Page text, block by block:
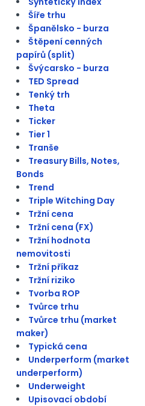
Šíře trhu
Španělsko - burza
Štěpení cenných
papírů (split)
Švýcarsko - burza
TED Spread
Tenký trh
Theta
Ticker
Tier 1
Tranše
Treasury Bills, Notes,
Bonds
Trend
Triple Witching Day
Tržní cena
Tržní cena (FX)
Tržní hodnota
nemovitosti
Tržní příkaz
Tržní riziko
Tvorba ROP
Tvůrce trhu
Tvůrce trhu (market
maker)
Typická cena
Underperform (market
underperform)
Underweight
Upisovací období